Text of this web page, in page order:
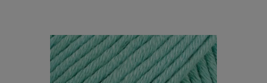
do koszyka